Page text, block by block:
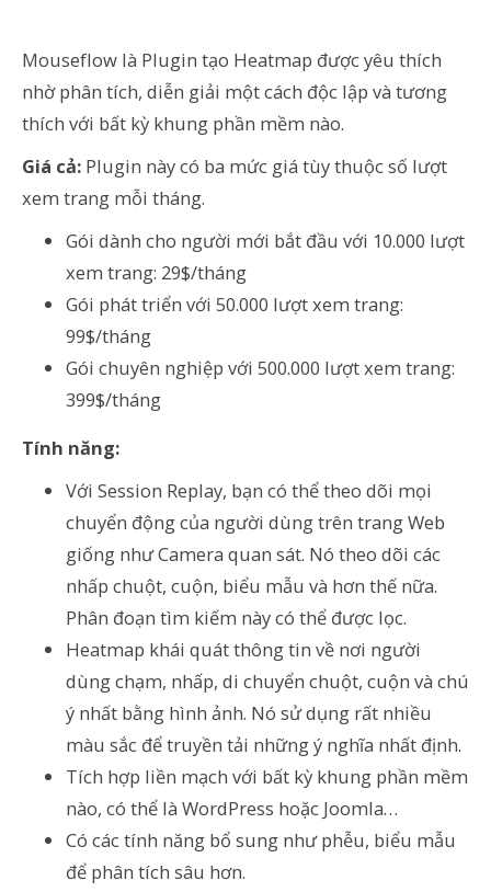
Mouseflow là Plugin tạo Heatmap được yêu thích
nhờ phân tích, diễn giải một cách độc lập và tương
thích với bất kỳ khung phần mềm nào.
Giá cả: Plugin này có ba mức giá tùy thuộc số lượt
xem trang mỗi tháng.
Gói dành cho người mới bắt đầu với 10.000 lượt
xem trang: 29$/tháng
Gói phát triển với 50.000 lượt xem trang:
99$/tháng
Gói chuyên nghiệp với 500.000 lượt xem trang:
399$/tháng
Tính năng:
Với Session Replay, bạn có thể theo dõi mọi
chuyển động của người dùng trên trang Web
giống như Camera quan sát. Nó theo dõi các
nhấp chuột, cuộn, biểu mẫu và hơn thế nữa.
Phân đoạn tìm kiếm này có thể được lọc.
Heatmap khái quát thông tin về nơi người
dùng chạm, nhấp, di chuyển chuột, cuộn và chú
ý nhất bằng hình ảnh. Nó sử dụng rất nhiều
màu sắc để truyền tải những ý nghĩa nhất định.
Tích hợp liền mạch với bất kỳ khung phần mềm
nào, có thể là WordPress hoặc Joomla…
Có các tính năng bổ sung như phễu, biểu mẫu
để phân tích sâu hơn.